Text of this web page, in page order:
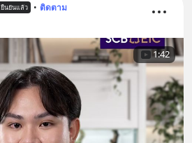
ยืนยันแล้ว • ติดตาม
1:42